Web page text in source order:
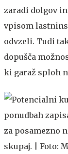
zaradi dolgov
vpisom
odvzeli. Tudi
dopušča
ki garaž sploh